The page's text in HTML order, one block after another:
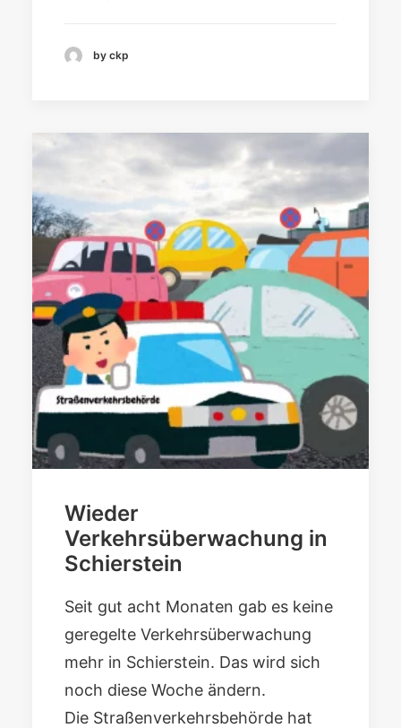
by ckp
Wieder
Verkehrsüberwachung in
Schierstein
Seit gut acht Monaten gab es keine
geregelte Verkehrsüberwachung
mehr in Schierstein. Das wird sich
noch diese Woche ändern.
Die Straßenverkehrsbehörde hat